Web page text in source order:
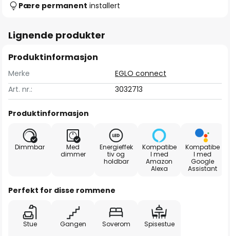
Pære permanent installert
Lignende produkter
Produktinformasjon
Merke
EGLO connect
Art. nr.:
3032713
Produktinformasjon
Dimmbar
Med
dimmer
Energieffek
tiv og
holdbar
Kompatibe
l med
Amazon
Alexa
Kompatibe
l med
Google
Assistant
Perfekt for disse rommene
Stue Gangen Soverom Spisestue